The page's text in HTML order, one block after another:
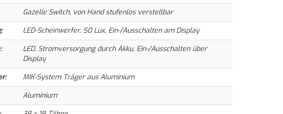
Gazelle Switch, von Hand stufenlos verstellbar
LED-Scheinwerfer, 50 Lux, Ein-/Ausschalten am Display
LED, Stromversorgung durch Akku, Ein-/Ausschalten über
Display
MIK-System Träger aus Aluminium
Aluminium